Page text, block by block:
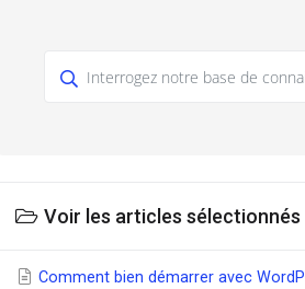
Voir les articles sélectionnés
Comment bien démarrer avec